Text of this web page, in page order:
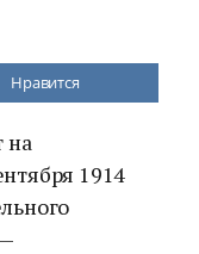
Нравится
на
1914